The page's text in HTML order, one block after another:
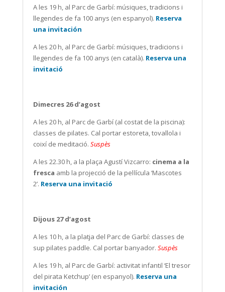
A les 19 h, al Parc de Garbí: músiques, tradicions i
llegendes de fa 100 anys (en espanyol). Reserva
una invitación
A les 20 h, al Parc de Garbí: músiques, tradicions i
llegendes de fa 100 anys (en català). Reserva una
invitació
Dimecres 26 d’agost
A les 20 h, al Parc de Garbí (al costat de la piscina):
classes de pilates. Cal portar estoreta, tovallola i
coixí de meditació. Suspès
A les 22.30 h, a la plaça Agustí Vizcarro: cinema a la
fresca amb la projecció de la pel·lícula ‘Mascotes
2’. Reserva una invitació
Dijous 27 d’agost
A les 10 h, a la platja del Parc de Garbí: classes de
sup pilates paddle. Cal portar banyador. Suspès
A les 19 h, al Parc de Garbí: activitat infantil ‘El tresor
del pirata Ketchup’ (en espanyol). Reserva una
invitación